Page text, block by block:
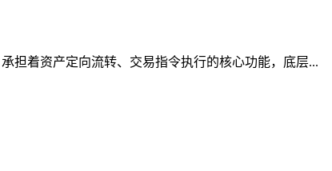
担着资产定向流转、交易指令执行的核心功能，底层...